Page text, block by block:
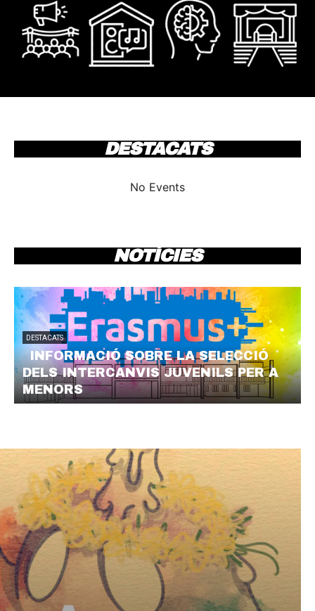
DESTACATS
No Events
NOTÍCIES
DESTACATS
INFORMACIÓ SOBRE LA SELECCIÓ
DELS INTERCANVIS JUVENILS PER A
MENORS